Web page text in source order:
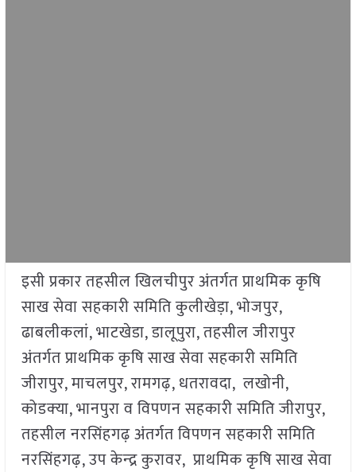
इसी प्रकार तहसील खिलचीपुर अंतर्गत प्राथमिक कृषि
साख सेवा सहकारी समिति कुलीखेड़ा, भोजपुर,
ढाबलीकलां, भाटखेडा, डालूपुरा, तहसील जीरापुर
अंतर्गत प्राथमिक कृषि साख सेवा सहकारी समिति
जीरापुर, माचलपुर, रामगढ़, धतरावदा, लखोनी,
कोडक्‍या, भानपुरा व विपणन सहकारी समिति जीरापुर,
तहसील नरसिंहगढ़ अंतर्गत विपणन सहकारी समिति
नरसिंहगढ़, उप केन्‍द्र कुरावर, प्राथमिक कृषि साख सेवा